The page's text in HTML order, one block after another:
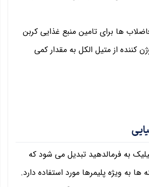
ها برای تامین منبع غذایی کربن
کننده از متیل الکل به مقدار کمی
به فرمالدهید تبدیل می شود که
ها به ویژه پلیمرها مورد استفاده دارد.